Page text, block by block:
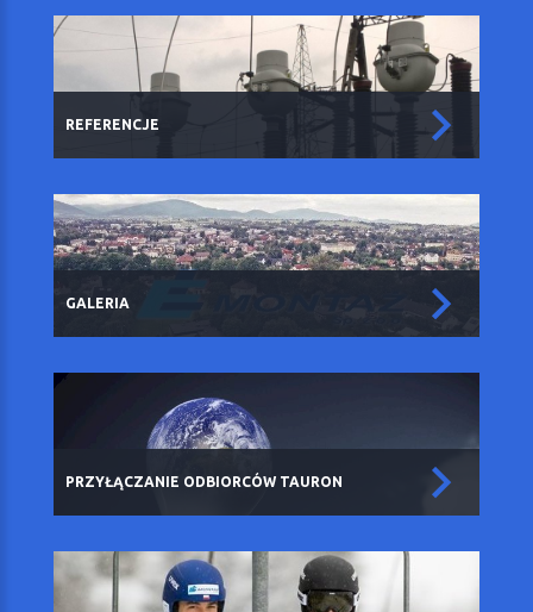
REFERENCJE
GALERIA
PRZYŁĄCZANIE ODBIORCÓW TAURON